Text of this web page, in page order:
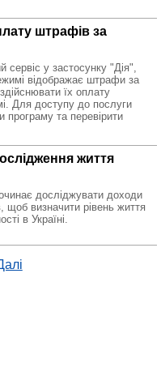
штрафів за
сервіс у застосунку "Дія",
відображає штрафи за
їх оплату
Для доступу до послуги
програму та перевірити
життя
досліджувати доходи
щоб визначити рівень життя
в Україні.